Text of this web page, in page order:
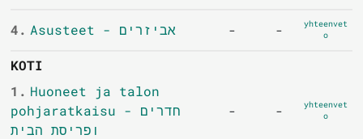
4. Asusteet - אביזרים - -
yhteenvet
o
KOTI
1. Huoneet ja talon
pohjaratkaisu - חדרים
ופריסת הבית
- -
yhteenvet
o